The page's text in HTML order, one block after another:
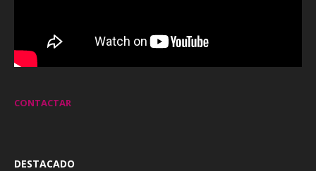
CONTACTAR
DESTACADO